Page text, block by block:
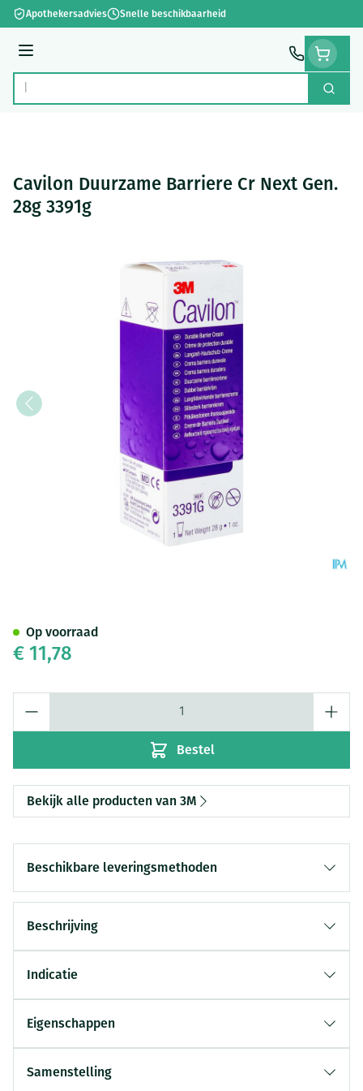
Ga naar de inhoud
Apothekersadvies Snelle beschikbaarheid
Menu
Product, merk, categorie... Zoek
Cavilon Duurzame Barriere Cr Next Gen.
28g 3391g
€ 11,78
Bestel
Op voorraad
Bekijk alle producten van 3M
Beschikbare leveringsmethoden
Beschrijving
Indicatie
Eigenschappen
Samenstelling